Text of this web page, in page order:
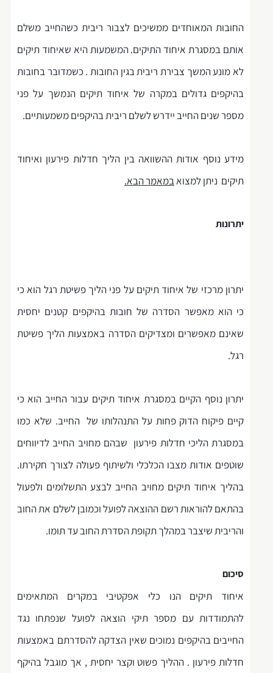
החובות המאוחדים ממשיכים לצבור ריבית כשהחייב משלם
אותם במסגרת איחוד התיקים. המשמעות היא שאיחוד תיקים
לא מונע המשך צבירת ריבית בגין החובות . כשמדובר בחובות
בהיקפים גדולים במקרה של איחוד תיקים הנמשך על פני
מספר שנים החייב יידרש לשלם ריבית בהיקפים משמעותיים.
מידע נוסף אודות ההשוואה בין הליך חדלות פירעון ואיחוד
תיקים ניתן למצואבמאמר הבא.
יתרונות
יתרון מרכזי של איחוד תיקים על פני הליך פשיטת רגל הוא כי
כי הוא מאפשר הסדרה של חובות בהיקפים קטנים יחסית
שאינם מאפשרים ומצדיקים הסדרה באמצעות הליך פשיטת
רגל.
יתרון נוסף הקיים במסגרת איחוד תיקים עבור החייב הוא כי
קיים פיקוח הדוק פחות על התנהלותו של החייב. שלא כמו
במסגרת הליכי חדלות פירעון שבהם מחויב החייב לדיווחים
שוטפים אודות מצבו הכלכלי ולשיתוף פעולה לצורך חקירתו.
בהליך איחוד תיקים מחויב החייב לבצע התשלומים ולפעול
בהתאם להוראות רשם ההוצאה לפועל וכמובן לשלם את החוב
והריבית שיצבר במהלך תקופת הסדרת החוב עד תומו.
סיכום
איחוד תיקים הנו כלי אפקטיבי במקרים המתאימים
להתמודדות עם מספר תיקי הוצאה לפועל שנפתחו נגד
החייבים בהיקפים נמוכים שאין הצדקה להסדרתם באמצעות
חדלות פירעון . ההליך פשוט וקצר יחסית , אך מוגבל בהיקף